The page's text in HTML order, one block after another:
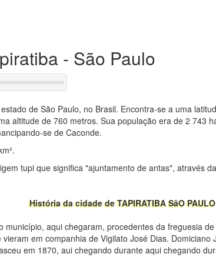
- São Paulo
de São Paulo, no Brasil. Encontra-se a uma
altitude de 760 metros. Sua população era de 2 743
se de Caconde.
tupi que significa "ajuntamento de antas", através
História da cidade de TAPIRATIBA SãO PAULO
município, aqui chegaram, procedentes da freguesia
em companhia de Vigilato José Dias. Domiciano
em 1870, aui chegando durante aqui chegando